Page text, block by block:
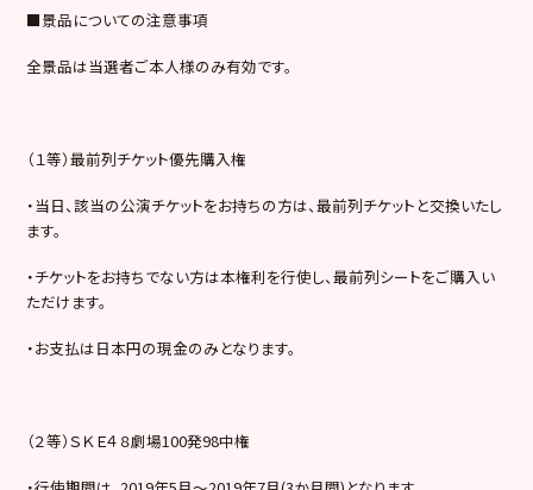
■景品についての注意事項
全景品は当選者ご本人様のみ有効です。
（１等）最前列チケット優先購入権
・当日、該当の公演チケットをお持ちの方は、最前列チケットと交換いたし
ます。
・チケットをお持ちでない方は本権利を行使し、最前列シートをご購入い
ただけます。
・お支払は日本円の現金のみとなります。
（２等）ＳＫＥ４８劇場100発98中権